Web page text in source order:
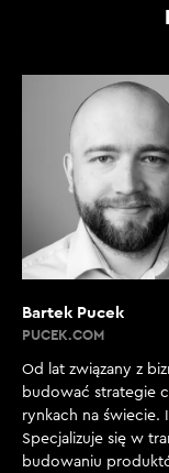
Bartek Pucek
PUCEK.COM
Od lat związany z
budować strategie
rynkach na
Specjalizuje się w
budowaniu